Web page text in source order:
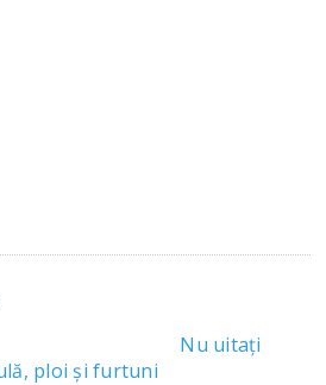
Nu uitați
ploi și furtuni